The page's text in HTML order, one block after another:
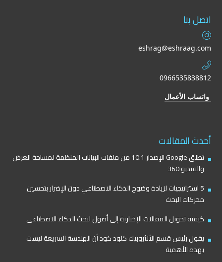
اتصل بنا
eshrag@eshraag.com
0966535838812
واتساب الأعمال
أحدث المقالات
تطلق Google الإصدار 10.1 من ملفات البيانات المنظمة لمساحة العرض
والفيديو 360
5 استراتيجيات لزيادة وضوح الذكاء الاصطناعي دون الإضرار بتحسين
محركات البحث
كيفية تحويل المقالات الإخبارية إلى أصول لبحث الذكاء الاصطناعي
يقول رئيس قسم الأنثروبيك كلود كود أن الهندسة السريعة ليست
بهذه الأهمية